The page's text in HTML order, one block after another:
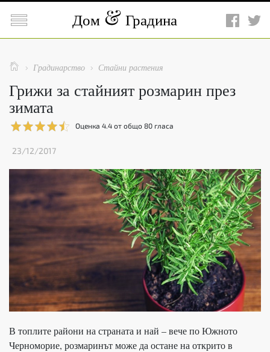
 Дом Градина
  Градинарство  Стайни растения
Грижи за стайният розмарин през
зимата
Оценка 4.4 от общо 80 гласа
23/12/2017
В топлите райони на страната и най – вече по Южното
Черноморие, розмаринът може да остане на открито в